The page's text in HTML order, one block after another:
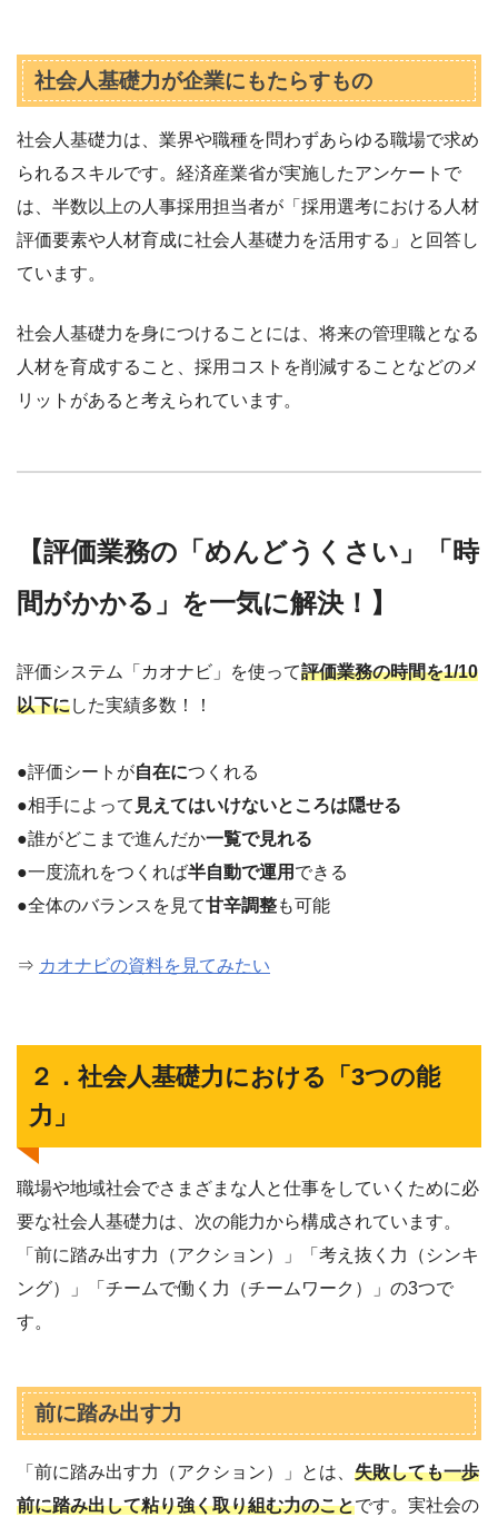
社会人基礎力が企業にもたらすもの
社会人基礎力は、業界や職種を問わずあらゆる職場で求め
られるスキルです。経済産業省が実施したアンケートで
は、半数以上の人事採用担当者が「採用選考における人材
評価要素や人材育成に社会人基礎力を活用する」と回答し
ています。
社会人基礎力を身につけることには、将来の管理職となる
人材を育成すること、採用コストを削減することなどのメ
リットがあると考えられています。
【評価業務の「めんどうくさい」「時
間がかかる」を一気に解決！】
評価システム「カオナビ」を使って評価業務の時間を1/10
以下にした実績多数！！
●評価シートが自在につくれる
●相手によって 見えてはいけないところは隠せる
●誰がどこまで進んだか一覧で見れる
●一度流れをつくれば半自動で運用 できる
●全体のバランスを見て甘辛調整も可能
⇒ カオナビの資料を見てみたい
２．社会人基礎力における「3つの能
力」
職場や地域社会でさまざまな人と仕事をしていくために必
要な社会人基礎力は、次の能力から構成されています。
「前に踏み出す力（アクション）」「考え抜く力（シンキ
ング）」「チームで働く力（チームワーク）」の3つで
す。
前に踏み出す力
「前に踏み出す力（アクション）」とは、 失敗しても一歩
前に踏み出して粘り強く取り組む力のことです。実社会の